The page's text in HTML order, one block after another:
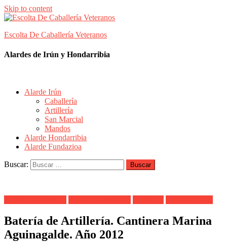
Skip to content
Escolta De Caballería Veteranos
Alardes de Irún y Hondarribia
Alarde Irún
Caballería
Artillería
San Marcial
Mandos
Alarde Hondarribia
Alarde Fundazioa
Buscar:
Batería de Artillería. Cantinera Marina
Aguinagalde. Año 2012